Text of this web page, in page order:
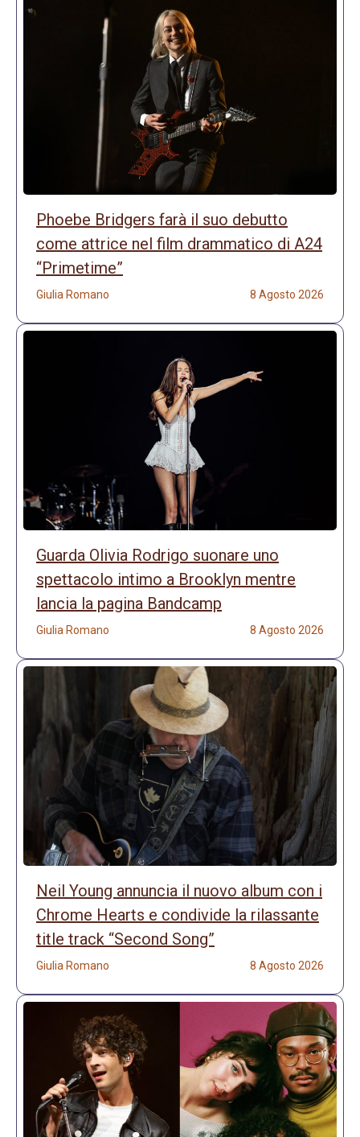
Phoebe Bridgers farà il suo debutto
come attrice nel film drammatico di A24
“Primetime”
Giulia Romano 8 Agosto 2026
Guarda Olivia Rodrigo suonare uno
spettacolo intimo a Brooklyn mentre
lancia la pagina Bandcamp
Giulia Romano 8 Agosto 2026
Neil Young annuncia il nuovo album con i
Chrome Hearts e condivide la rilassante
title track “Second Song”
Giulia Romano 8 Agosto 2026